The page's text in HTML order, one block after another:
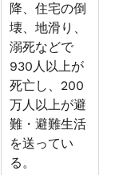
降、住宅の倒
壊、地滑り、
溺死などで
930人以上が
死亡し、200
万人以上が避
難・避難生活
を送ってい
る。